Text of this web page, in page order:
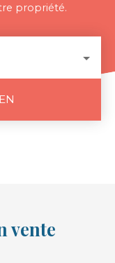
propriété.
vente